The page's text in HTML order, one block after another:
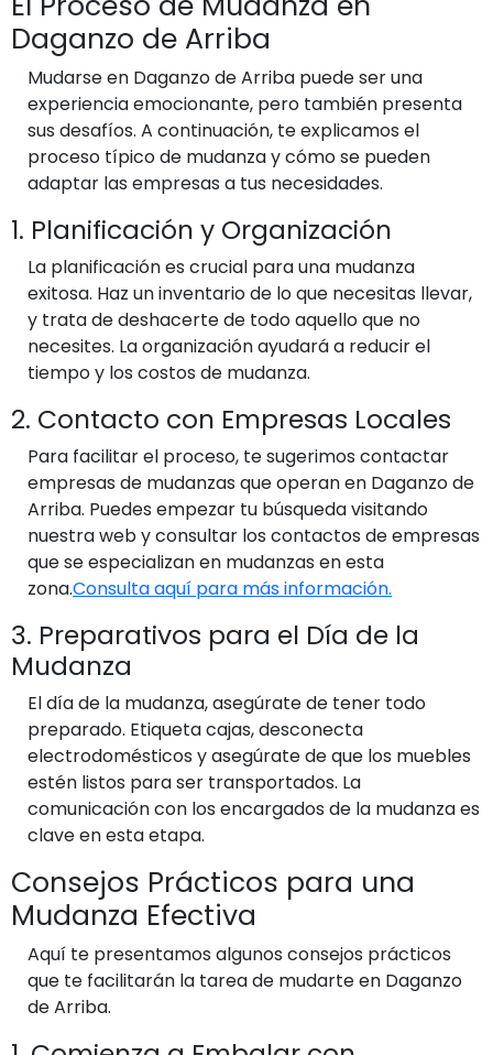
Daganzo de Arriba
Mudarse en Daganzo de Arriba puede ser una
experiencia emocionante, pero también presenta
sus desafíos. A continuación, te explicamos el
proceso típico de mudanza y cómo se pueden
adaptar las empresas a tus necesidades.
1. Planificación y Organización
La planificación es crucial para una mudanza
exitosa. Haz un inventario de lo que necesitas llevar,
y trata de deshacerte de todo aquello que no
necesites. La organización ayudará a reducir el
tiempo y los costos de mudanza.
2. Contacto con Empresas Locales
Para facilitar el proceso, te sugerimos contactar
empresas de mudanzas que operan en Daganzo de
Arriba. Puedes empezar tu búsqueda visitando
nuestra web y consultar los contactos de empresas
que se especializan en mudanzas en esta
zona.Consulta aquí para más información.
3. Preparativos para el Día de la
Mudanza
El día de la mudanza, asegúrate de tener todo
preparado. Etiqueta cajas, desconecta
electrodomésticos y asegúrate de que los muebles
estén listos para ser transportados. La
comunicación con los encargados de la mudanza es
clave en esta etapa.
Consejos Prácticos para una
Mudanza Efectiva
Aquí te presentamos algunos consejos prácticos
que te facilitarán la tarea de mudarte en Daganzo
de Arriba.